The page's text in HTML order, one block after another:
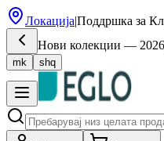
Локација|Поддршка за
Нови колекции — 2026
mk shq